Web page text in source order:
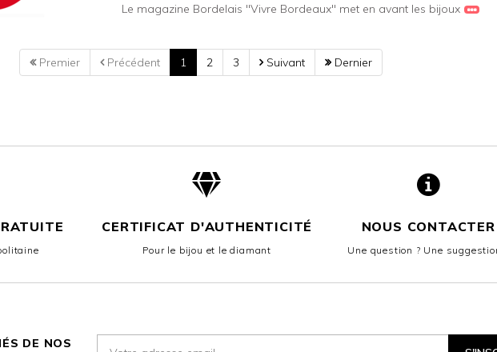
Le magazine Bordelais "Vivre Bordeaux" met en avant les bijoux
Premier Précédent 1 2 3 Suivant Dernier
CERTIFICAT D'AUTHENTICITÉ
Pour le bijou et le diamant
NOUS CONTACTER
Une question ? Une
DE NOS